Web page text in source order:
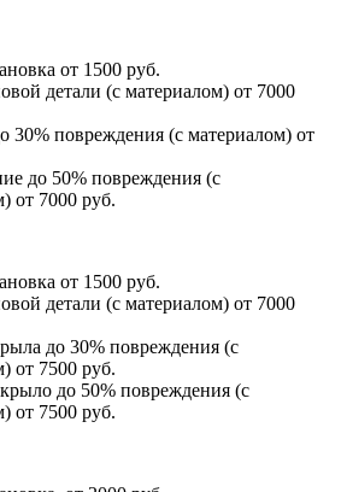
от 1500 руб.
детали (с материалом) от 7000
30% повреждения (с материалом) от
до 50% повреждения (с
от 7000 руб.
от 1500 руб.
детали (с материалом) от 7000
до 30% повреждения (с
от 7500 руб.
до 50% повреждения (с
от 7500 руб.